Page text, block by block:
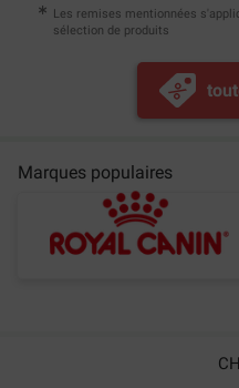
Les remises mentionnées
sélection de produits
Marques populaires